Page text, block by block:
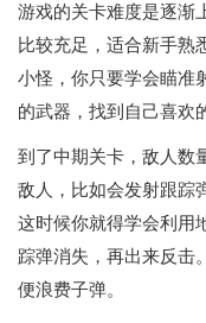
游戏的关卡难度是逐渐
比较充足，适合新手熟
小怪，你只要学会瞄准
的武器，找到自己喜欢
到了中期关卡，敌人数
敌人，比如会发射跟踪
这时候你就得学会利用
踪弹消失，再出来反击
便浪费子弹。